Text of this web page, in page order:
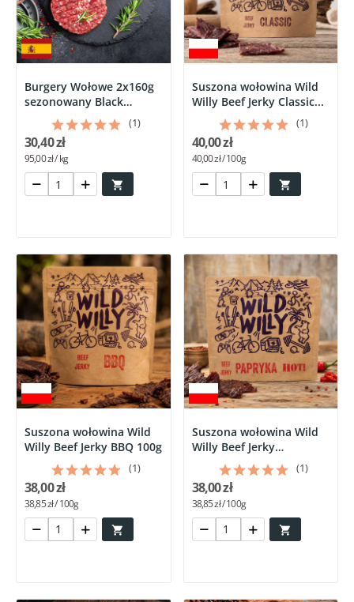
Burgery Wołowe 2x160g
sezonowany Black
Angus...
(1)

30,40 zł
95,00 zł / kg
Suszona wołowina Wild
Willy Beef Jerky Classic...
(1)

40,00 zł
40,00 zł / 100g
Suszona wołowina Wild
Willy Beef Jerky BBQ 100g
(1)

38,00 zł
38,85 zł / 100g
Suszona wołowina Wild
Willy Beef Jerky
Papryka...
(1)

38,00 zł
38,85 zł / 100g